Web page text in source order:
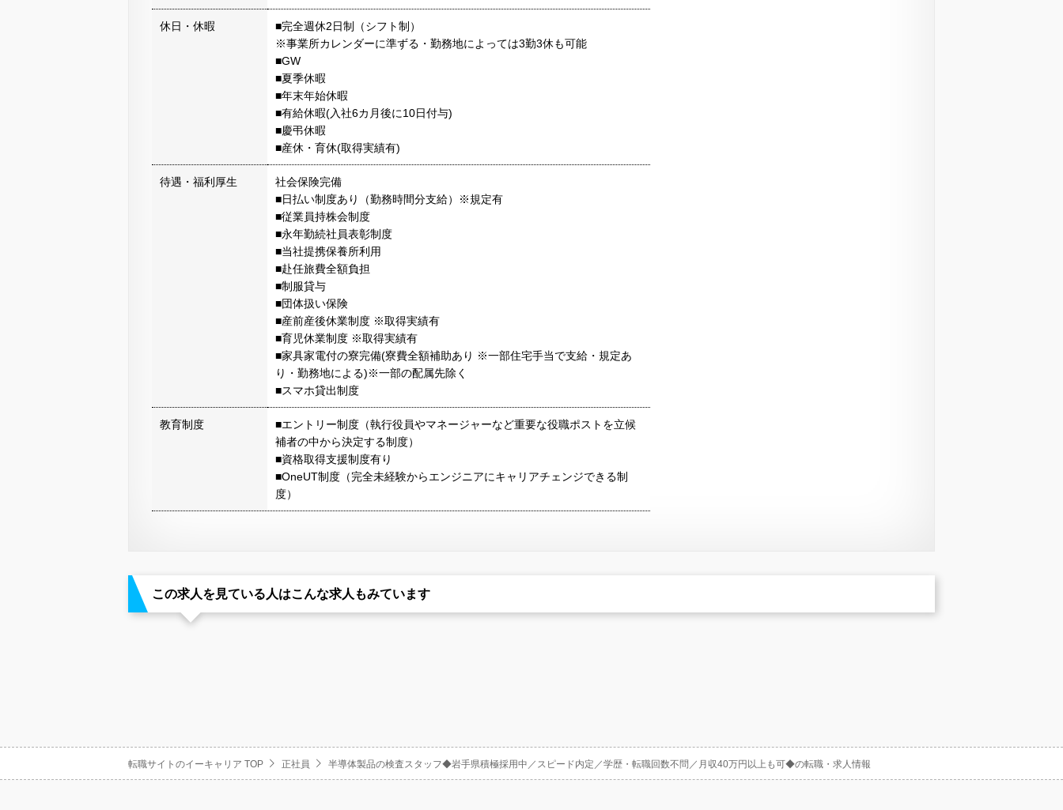
休日・休暇
■完全週休2日制（シフト制）
※事業所カレンダーに準ずる・勤務地によっては3勤3休も可能
■GW
■夏季休暇
■年末年始休暇
■有給休暇(入社6カ月後に10日付与)
■慶弔休暇
■産休・育休(取得実績有)
待遇・福利厚生
社会保険完備
■日払い制度あり（勤務時間分支給）※規定有
■従業員持株会制度
■永年勤続社員表彰制度
■当社提携保養所利用
■赴任旅費全額負担
■制服貸与
■団体扱い保険
■産前産後休業制度 ※取得実績有
■育児休業制度 ※取得実績有
■家具家電付の寮完備(寮費全額補助あり ※一部住宅手当で支給・規定あ
り・勤務地による)※一部の配属先除く
■スマホ貸出制度
教育制度
■エントリー制度（執行役員やマネージャーなど重要な役職ポストを立候
補者の中から決定する制度）
■資格取得支援制度有り
■OneUT制度（完全未経験からエンジニアにキャリアチェンジできる制
度）
この求人を見ている人はこんな求人もみています
転職サイトのイーキャリア TOP 正社員 半導体製品の検査スタッフ◆岩手県積極採用中／スピード内定／学歴・転職回数不問／月収40万円以上も可◆の転職・求人情報